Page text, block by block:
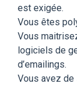
est exigée.
Vous êtes
Vous
logiciels de
d’emailings.
Vous avez